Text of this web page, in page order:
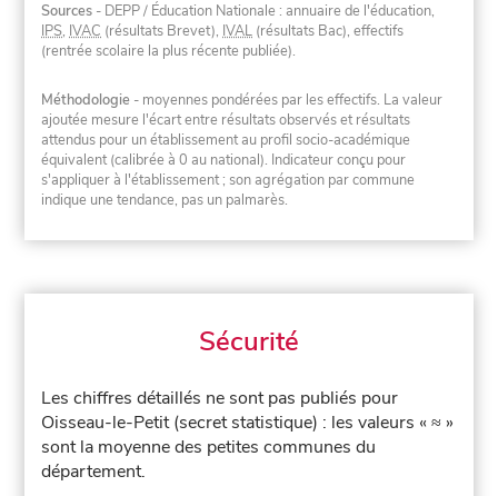
Sources - DEPP / Éducation Nationale : annuaire de l'éducation,
IPS, IVAC (résultats Brevet), IVAL (résultats Bac), effectifs
(rentrée scolaire la plus récente publiée).
Méthodologie - moyennes pondérées par les effectifs. La valeur
ajoutée mesure l'écart entre résultats observés et résultats
attendus pour un établissement au profil socio-académique
équivalent (calibrée à 0 au national). Indicateur conçu pour
s'appliquer à l'établissement ; son agrégation par commune
indique une tendance, pas un palmarès.
Sécurité
Les chiffres détaillés ne sont pas publiés pour
Oisseau-le-Petit (secret statistique) : les valeurs « ≈ »
sont la moyenne des petites communes du
département.